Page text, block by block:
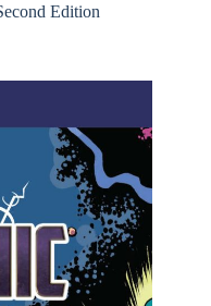
Edition